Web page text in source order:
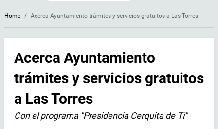
Home / Acerca Ayuntamiento trámites y servicios gratuitos a Las Torres
Acerca Ayuntamiento
trámites y servicios gratuitos
a Las Torres
Con el programa "Presidencia Cerquita de Ti"